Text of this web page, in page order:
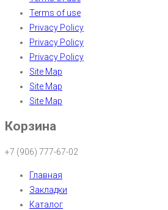
Terms of use
Privacy Policy
Privacy Policy
Privacy Policy
Site Map
Site Map
Site Map
Корзина
+7 (906) 777-67-02
Главная
Закладки
Каталог